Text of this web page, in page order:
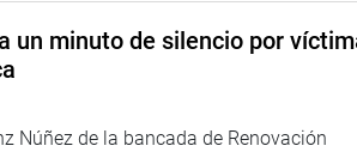
un minuto de silencio por
Núñez de la bancada de Renovación